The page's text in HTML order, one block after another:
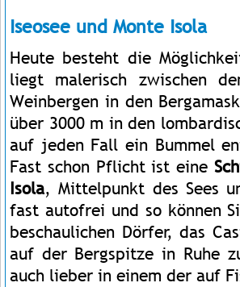
Iseosee und Monte Isola
Heute besteht die
liegt malerisch zwischen
Weinbergen in den
über 3000 m in den
auf jeden Fall ein Bummel
Fast schon Pflicht ist eine
Isola, Mittelpunkt des Sees
fast autofrei und so können
beschaulichen Dörfer, das
auf der Bergspitze in Ruhe
auch lieber in einem der auf